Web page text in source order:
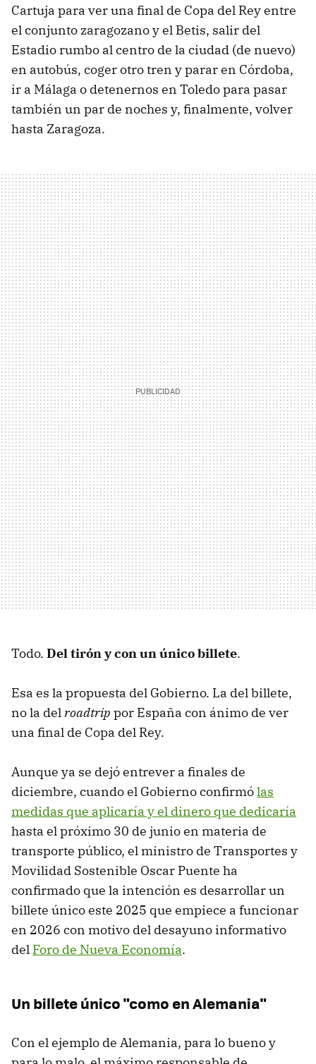
Cartuja para ver una final de Copa del Rey entre
el conjunto zaragozano y el Betis, salir del
Estadio rumbo al centro de la ciudad (de nuevo)
en autobús, coger otro tren y parar en Córdoba,
ir a Málaga o detenernos en Toledo para pasar
también un par de noches y, finalmente, volver
hasta Zaragoza.
Todo. Del tirón y con un único billete.
Esa es la propuesta del Gobierno. La del billete,
no la delroadtrip por España con ánimo de ver
una final de Copa del Rey.
Aunque ya se dejó entrever a finales de
diciembre, cuando el Gobierno confirmólas
medidas que aplicaría y el dinero que dedicaría
hasta el próximo 30 de junio en materia de
transporte público, el ministro de Transportes y
Movilidad Sostenible Oscar Puente ha
confirmado que la intención es desarrollar un
billete único este 2025 que empiece a funcionar
en 2026 con motivo del desayuno informativo
del Foro de Nueva Economía.
Un billete único "como en Alemania"
Con el ejemplo de Alemania, para lo bueno y